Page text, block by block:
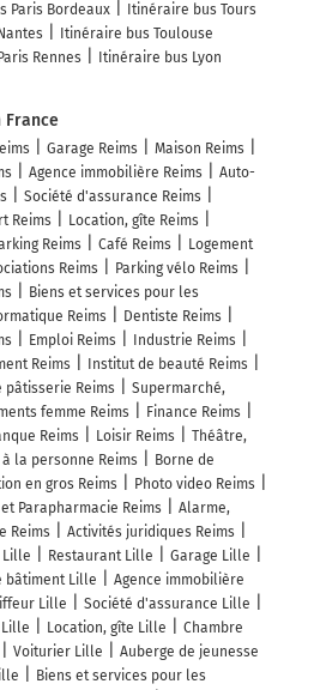
Paris Bordeaux
Itinéraire bus Tours
Itinéraire bus Toulouse
Rennes
Itinéraire bus Lyon
Garage Reims
Maison Reims
Agence immobilière Reims
Auto-
Société d'assurance Reims
Reims
Location, gîte Reims
Reims Café Reims
Logement
Reims
Parking vélo Reims
Biens et services pour les
Reims
Dentiste Reims
Emploi Reims
Industrie Reims
Reims
Institut de beauté Reims
pâtisserie Reims
Supermarché,
femme Reims
Finance Reims
Reims Loisir Reims
Théâtre,
la personne Reims
Borne de
en gros Reims
Photo video Reims
Parapharmacie Reims
Alarme,
Reims
Activités juridiques Reims
Lille Restaurant Lille
Garage Lille
bâtiment Lille
Agence immobilière
Lille
Société d'assurance Lille
Location, gîte Lille
Chambre
Voiturier Lille
Auberge de jeunesse
Biens et services pour les